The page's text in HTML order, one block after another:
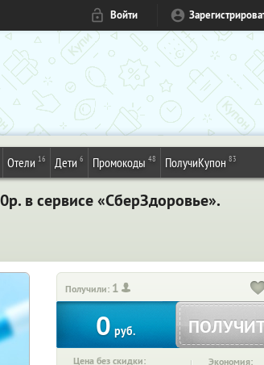
Войти
Отели 16 Дети 6 Промокоды 48 ПолучиКупон 83
в сервисе «СберЗдоровье».
Получили: 1
0 руб.
Цена без скидки: Экономия: